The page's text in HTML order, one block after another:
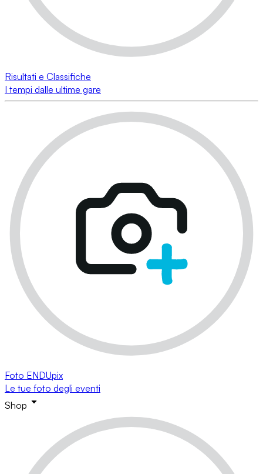
Risultati e Classifiche
I tempi dalle ultime gare
Foto ENDUpix
Le tue foto degli eventi
Shop